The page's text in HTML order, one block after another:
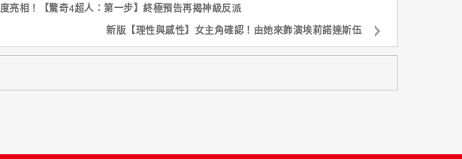
亮相！【驚奇4超人：第一步】終極預告再揭神級反派
新版【理性與感性】女主角確認！由她來飾演埃莉諾達斯伍